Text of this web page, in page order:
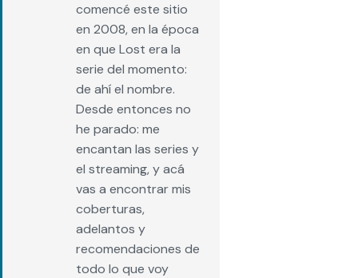
comencé este sitio
en 2008, en la época
en que Lost era la
serie del momento:
de ahí el nombre.
Desde entonces no
he parado: me
encantan las series y
el streaming, y acá
vas a encontrar mis
coberturas,
adelantos y
recomendaciones de
todo lo que voy